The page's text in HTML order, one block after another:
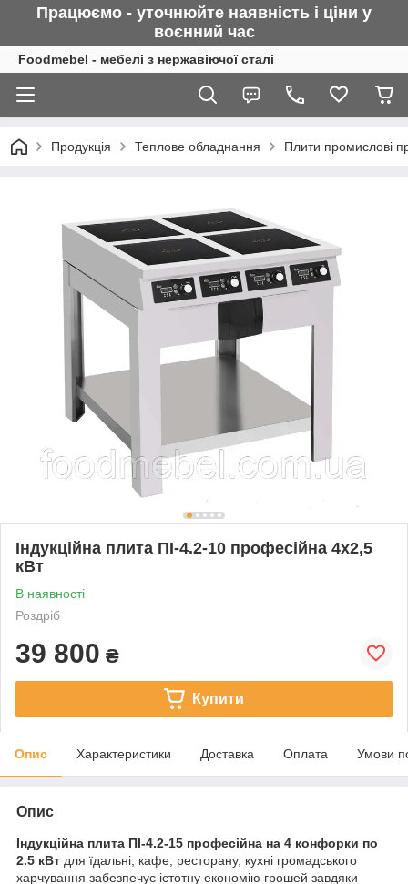
Працюємо - уточнюйте наявність і ціни у
воєнний час
Foodmebel - мебелі з нержавіючої сталі
Продукція Теплове обладнання Плити промислові
Індукційна плита ПІ-4.2-10 професійна 4х2,5
кВт
В наявності
Роздріб
39 800 ₴
Купити
Опис Характеристики Доставка Оплата Умови
Опис
Індукційна плита ПІ-4.2-15 професійна на 4 конфорки по
2.5 кВт для їдальні, кафе, ресторану, кухні громадського
харчування забезпечує істотну економію грошей завдяки